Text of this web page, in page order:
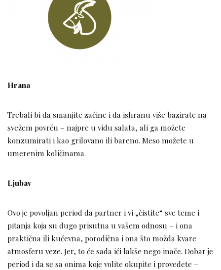
Hrana
Trebali bi da smanjite začine i da ishranu više bazirate na
svežem povrću – najpre u vidu salata, ali ga možete
konzumirati i kao grilovano ili bareno. Meso možete u
umerenim količinama.
Ljubav
Ovo je povoljan period da partner i vi „čistite“ sve teme i
pitanja koja su dugo prisutna u vašem odnosu – i ona
praktična ili kućevna, porodična i ona što možda kvare
atmosferu veze. Jer, to će sada ići lakše nego inače. Dobar je
period i da se sa onima koje volite okupite i provedete –